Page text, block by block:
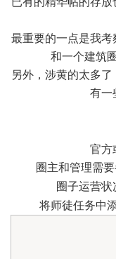
最重要的一点是我
和一个建筑
另外，涉黄的太多
有一
官方
圈主和管理需
圈子运营
将师徒任务中